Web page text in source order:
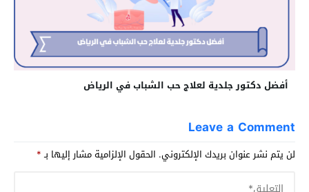
أفضل دكتور جلدية لعلاج حب الشباب في الرياض
Leave a Comment
لن يتم نشر عنوان بريدك الإلكتروني. الحقول الإلزامية مشار إليها بـ*